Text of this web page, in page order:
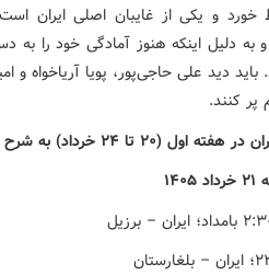
دلیل اینکه هنوز آمادگی خود را به
باید دید علی حاجی‌پور، پویا آریاخواه و
پر کنند.
اول (۲۰ تا ۲۴ خرداد) به شرح زیر است: